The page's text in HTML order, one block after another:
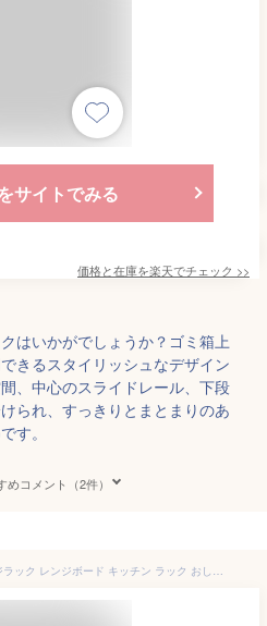
サイトでみる
価格と在庫を楽天でチェック >>
はいかがでしょうか？ゴミ箱上
きるスタイリッシュなデザイン
、中心のスライドレール、下段
られ、すっきりとまとまりのあ
す。
めコメント（2件）
レンジ台 炊飯器ラック レンジラック レンジボード キッチン ラック おしゃれ 幅34cm 幅60cm 北欧 白 ホワイト スリム シンプル キッチンラック 食器棚 ナチュラル 収納棚 オープンラック トースターラック 電子レンジ台 ゴミ箱ラック 一人暮らし キッチン収納棚 emery